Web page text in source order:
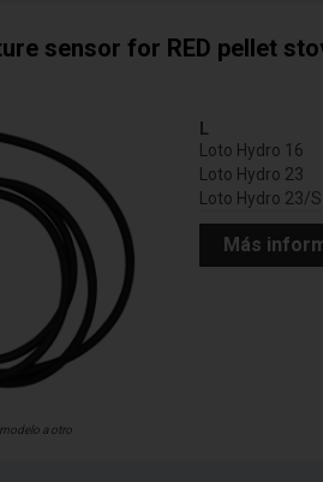
sensor for RED pellet
a otro
L
Loto Hydro 16
Loto Hydro 23
Loto Hydro 23/S
Más